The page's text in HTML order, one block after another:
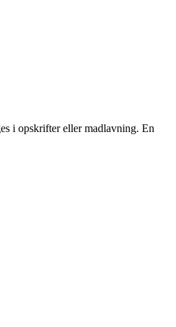
i opskrifter eller madlavning. En